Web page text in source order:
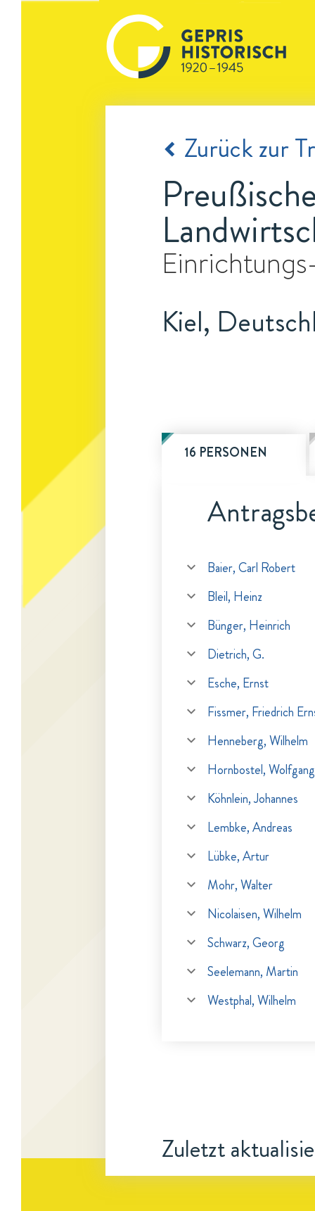
Zurück zur
Kiel,
16 PERSONEN
Baier, Carl Robert
Bleil, Heinz
Bünger, Heinrich
Dietrich, G.
Esche, Ernst
Fissmer, Friedrich
Henneberg, Wilhelm
Hornbostel, Wolfgang
Köhnlein, Johannes
Lembke, Andreas
Lübke, Artur
Mohr, Walter
Nicolaisen, Wilhelm
Schwarz, Georg
Seelemann, Martin
Westphal, Wilhelm
Zuletzt